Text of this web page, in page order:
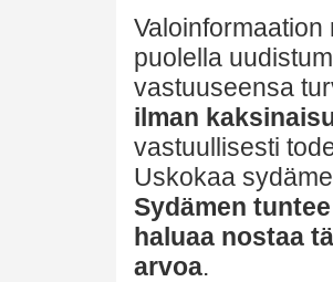
puolella
vastuuseensa
ilman
vastuullisesti
Uskokaa
Sydämen
haluaa nostaa
arvoa.